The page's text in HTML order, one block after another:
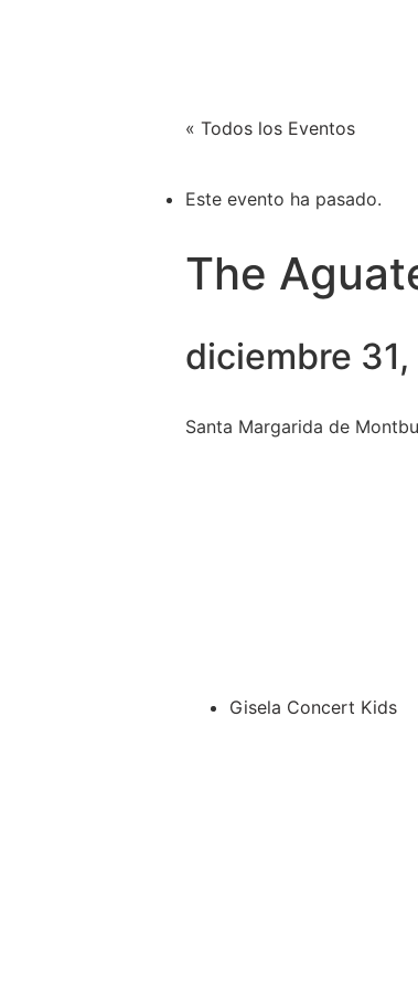
« Todos los Eventos
Este evento ha pasado.
The
diciembre
Santa Margarida de
Gisela Concert Kids